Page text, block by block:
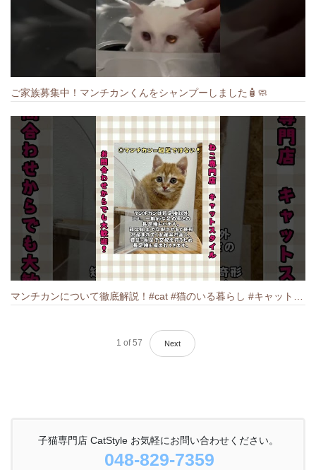
ご家族募集中！マンチカンくんをシャンプーしました🧴🧼
1 of 57 Next
子猫専門店 CatStyle お気軽にお問い合わせください。
048-829-7359